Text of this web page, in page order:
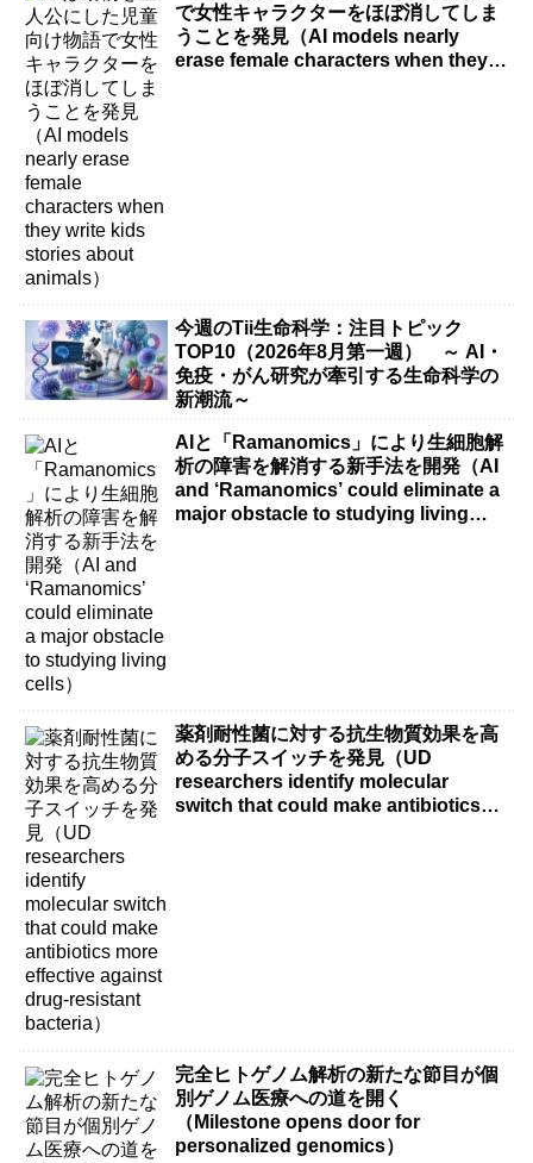
で女性キャラクターをほぼ消してしま
うことを発見（AI models nearly
erase female characters when they
今週のTii生命科学：注目トピック
TOP10（2026年8月第一週） ～ AI・
免疫・がん研究が牽引する生命科学の
新潮流～
AIと「Ramanomics」により生細胞解
析の障害を解消する新手法を開発（AI
and ‘Ramanomics’ could eliminate a
major obstacle to studying living
薬剤耐性菌に対する抗生物質効果を高
める分子スイッチを発見（UD
researchers identify molecular
switch that could make antibiotics
完全ヒトゲノム解析の新たな節目が個
別ゲノム医療への道を開く
（Milestone opens door for
personalized genomics）